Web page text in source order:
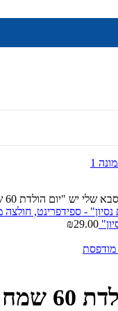
שלי יש "יום הולדת 60 שמח"
₪29.00